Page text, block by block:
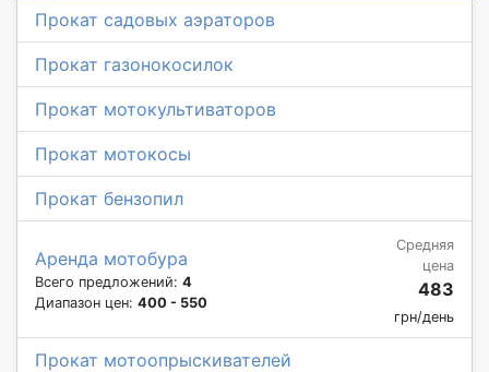
Прокат садовых аэраторов
Прокат газонокосилок
Прокат мотокультиваторов
Прокат мотокосы
Прокат бензопил
Аренда мотобура
Всего предложений: 4
Диапазон цен: 400 - 550
Средняя
цена
483
грн/день
Прокат мотоопрыскивателей